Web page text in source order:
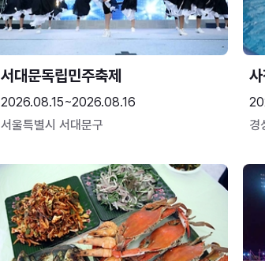
서대문독립민주축제
2026.08.15~2026.08.16
서울특별시 서대문구
경